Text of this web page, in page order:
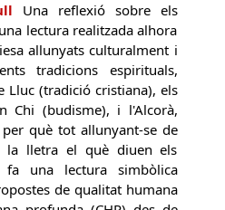
Una reflexió sobre els
lectura realitzada alhora
allunyats culturalment i
tradicions espirituals,
Lluc (tradició cristiana), els
Chi (budisme), i l'Alcorà,
què tot allunyant-se de
la lletra el què diuen els
una lectura simbòlica
de qualitat humana